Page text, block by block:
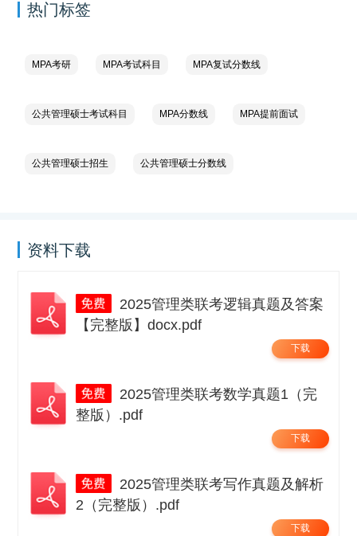
热门标签
MPA考研 MPA考试科目 MPA复试分数线
公共管理硕士考试科目 MPA分数线 MPA提前面试
公共管理硕士招生 公共管理硕士分数线
资料下载
【完整版】docx.pdf
下载
整版）.pdf
下载
2（完整版）.pdf
下载